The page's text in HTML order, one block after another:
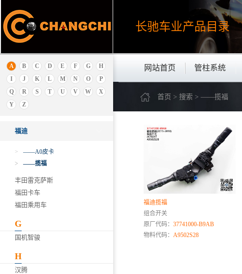
长驰车业产品目录
网站首页 管柱系统
A B C D E F G
H
I
J K L M N O
P
Q
R S T U V W
X
Y
Z
大通
道达
E
F
丰田
飞碟
福特
福迪
>
——A0皮卡
>
——揽福
丰田雷克萨斯
福田卡车
福田乘用车
G
国机智骏
H
汉腾
首页 > 搜索 > ——揽福
福迪揽福
组合开关
原厂代码： 37741000-B9AB
物料代码： A9502S28